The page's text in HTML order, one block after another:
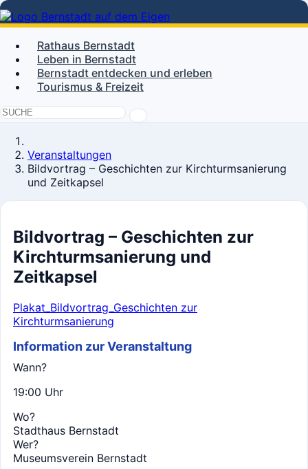
Rathaus Bernstadt
Leben in Bernstadt
Bernstadt entdecken und erleben
Tourismus & Freizeit
Veranstaltungen
Bildvortrag – Geschichten zur Kirchturmsanierung
und Zeitkapsel
Bildvortrag – Geschichten zur
Kirchturmsanierung und
Zeitkapsel
Plakat_Bildvortrag_Geschichten zur
Kirchturmsanierung
Information zur Veranstaltung
Wann?
19:00 Uhr
Wo?
Stadthaus Bernstadt
Wer?
Museumsverein Bernstadt